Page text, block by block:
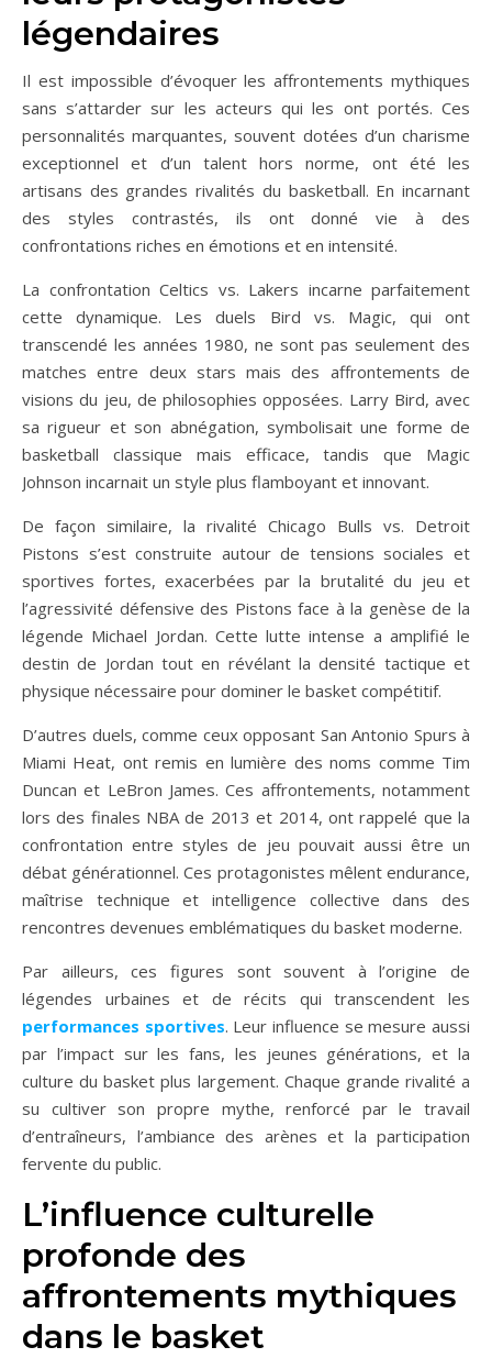
légendaires
Il est impossible d’évoquer les affrontements mythiques
sans s’attarder sur les acteurs qui les ont portés. Ces
personnalités marquantes, souvent dotées d’un charisme
exceptionnel et d’un talent hors norme, ont été les
artisans des grandes rivalités du basketball. En incarnant
des styles contrastés, ils ont donné vie à des
confrontations riches en émotions et en intensité.
La confrontation Celtics vs. Lakers incarne parfaitement
cette dynamique. Les duels Bird vs. Magic, qui ont
transcendé les années 1980, ne sont pas seulement des
matches entre deux stars mais des affrontements de
visions du jeu, de philosophies opposées. Larry Bird, avec
sa rigueur et son abnégation, symbolisait une forme de
basketball classique mais efficace, tandis que Magic
Johnson incarnait un style plus flamboyant et innovant.
De façon similaire, la rivalité Chicago Bulls vs. Detroit
Pistons s’est construite autour de tensions sociales et
sportives fortes, exacerbées par la brutalité du jeu et
l’agressivité défensive des Pistons face à la genèse de la
légende Michael Jordan. Cette lutte intense a amplifié le
destin de Jordan tout en révélant la densité tactique et
physique nécessaire pour dominer le basket compétitif.
D’autres duels, comme ceux opposant San Antonio Spurs à
Miami Heat, ont remis en lumière des noms comme Tim
Duncan et LeBron James. Ces affrontements, notamment
lors des finales NBA de 2013 et 2014, ont rappelé que la
confrontation entre styles de jeu pouvait aussi être un
débat générationnel. Ces protagonistes mêlent endurance,
maîtrise technique et intelligence collective dans des
rencontres devenues emblématiques du basket moderne.
Par ailleurs, ces figures sont souvent à l’origine de
légendes urbaines et de récits qui transcendent les
performances sportives. Leur influence se mesure aussi
par l’impact sur les fans, les jeunes générations, et la
culture du basket plus largement. Chaque grande rivalité a
su cultiver son propre mythe, renforcé par le travail
d’entraîneurs, l’ambiance des arènes et la participation
fervente du public.
L’influence culturelle
profonde des
affrontements mythiques
dans le basket